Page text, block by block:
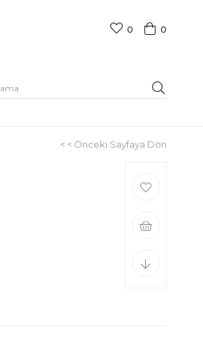
0
0
< < Önceki Sayfaya Dön